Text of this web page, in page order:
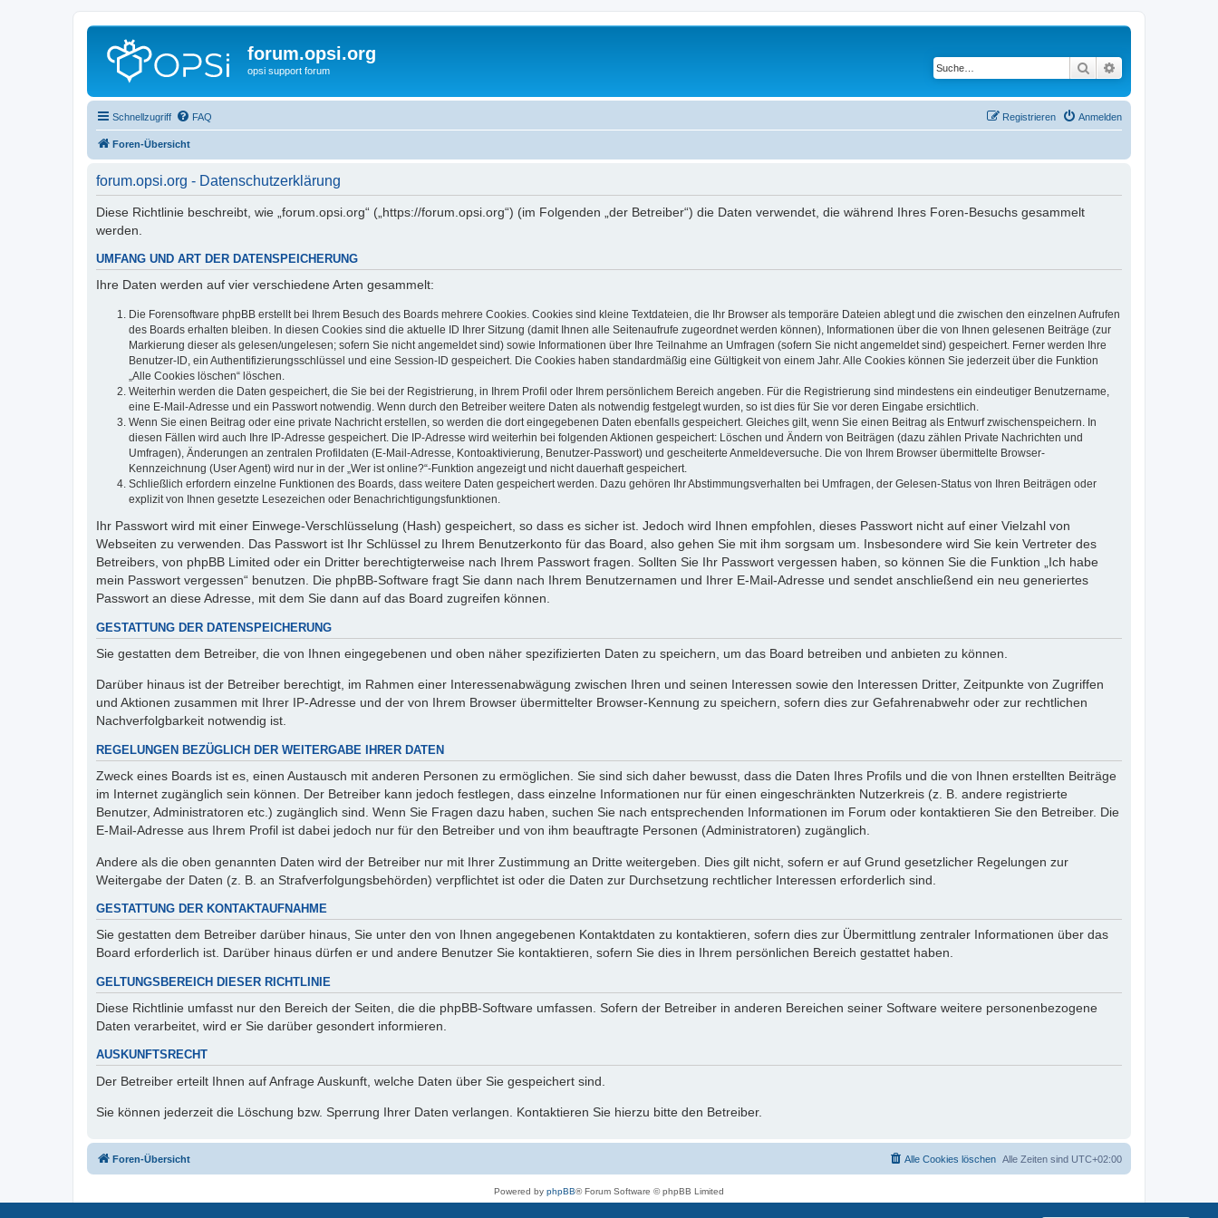
forum.opsi.org
opsi support forum Suche
Schnellzugriff FAQ Anmelden
Registrieren
Foren-Übersicht
forum.opsi.org - Datenschutzerklärung
Diese Richtlinie beschreibt, wie „forum.opsi.org“ („https://forum.opsi.org“) (im Folgenden „der Betreiber“) die Daten verwendet, die während Ihres Foren-Besuchs gesammelt
werden.
UMFANG UND ART DER DATENSPEICHERUNG
Ihre Daten werden auf vier verschiedene Arten gesammelt:
Die Forensoftware phpBB erstellt bei Ihrem Besuch des Boards mehrere Cookies. Cookies sind kleine Textdateien, die Ihr Browser als temporäre Dateien ablegt und die zwischen den einzelnen Aufrufen
des Boards erhalten bleiben. In diesen Cookies sind die aktuelle ID Ihrer Sitzung (damit Ihnen alle Seitenaufrufe zugeordnet werden können), Informationen über die von Ihnen gelesenen Beiträge (zur
Markierung dieser als gelesen/ungelesen; sofern Sie nicht angemeldet sind) sowie Informationen über Ihre Teilnahme an Umfragen (sofern Sie nicht angemeldet sind) gespeichert. Ferner werden Ihre
Benutzer-ID, ein Authentifizierungsschlüssel und eine Session-ID gespeichert. Die Cookies haben standardmäßig eine Gültigkeit von einem Jahr. Alle Cookies können Sie jederzeit über die Funktion
„Alle Cookies löschen“ löschen.
Weiterhin werden die Daten gespeichert, die Sie bei der Registrierung, in Ihrem Profil oder Ihrem persönlichem Bereich angeben. Für die Registrierung sind mindestens ein eindeutiger Benutzername,
eine E-Mail-Adresse und ein Passwort notwendig. Wenn durch den Betreiber weitere Daten als notwendig festgelegt wurden, so ist dies für Sie vor deren Eingabe ersichtlich.
Wenn Sie einen Beitrag oder eine private Nachricht erstellen, so werden die dort eingegebenen Daten ebenfalls gespeichert. Gleiches gilt, wenn Sie einen Beitrag als Entwurf zwischenspeichern. In
diesen Fällen wird auch Ihre IP-Adresse gespeichert. Die IP-Adresse wird weiterhin bei folgenden Aktionen gespeichert: Löschen und Ändern von Beiträgen (dazu zählen Private Nachrichten und
Umfragen), Änderungen an zentralen Profildaten (E-Mail-Adresse, Kontoaktivierung, Benutzer-Passwort) und gescheiterte Anmeldeversuche. Die von Ihrem Browser übermittelte Browser-
Kennzeichnung (User Agent) wird nur in der „Wer ist online?“-Funktion angezeigt und nicht dauerhaft gespeichert.
Schließlich erfordern einzelne Funktionen des Boards, dass weitere Daten gespeichert werden. Dazu gehören Ihr Abstimmungsverhalten bei Umfragen, der Gelesen-Status von Ihren Beiträgen oder
explizit von Ihnen gesetzte Lesezeichen oder Benachrichtigungsfunktionen.
Ihr Passwort wird mit einer Einwege-Verschlüsselung (Hash) gespeichert, so dass es sicher ist. Jedoch wird Ihnen empfohlen, dieses Passwort nicht auf einer Vielzahl von
Webseiten zu verwenden. Das Passwort ist Ihr Schlüssel zu Ihrem Benutzerkonto für das Board, also gehen Sie mit ihm sorgsam um. Insbesondere wird Sie kein Vertreter des
Betreibers, von phpBB Limited oder ein Dritter berechtigterweise nach Ihrem Passwort fragen. Sollten Sie Ihr Passwort vergessen haben, so können Sie die Funktion „Ich habe
mein Passwort vergessen“ benutzen. Die phpBB-Software fragt Sie dann nach Ihrem Benutzernamen und Ihrer E-Mail-Adresse und sendet anschließend ein neu generiertes
Passwort an diese Adresse, mit dem Sie dann auf das Board zugreifen können.
GESTATTUNG DER DATENSPEICHERUNG
Sie gestatten dem Betreiber, die von Ihnen eingegebenen und oben näher spezifizierten Daten zu speichern, um das Board betreiben und anbieten zu können.
Darüber hinaus ist der Betreiber berechtigt, im Rahmen einer Interessenabwägung zwischen Ihren und seinen Interessen sowie den Interessen Dritter, Zeitpunkte von Zugriffen
und Aktionen zusammen mit Ihrer IP-Adresse und der von Ihrem Browser übermittelter Browser-Kennung zu speichern, sofern dies zur Gefahrenabwehr oder zur rechtlichen
Nachverfolgbarkeit notwendig ist.
REGELUNGEN BEZÜGLICH DER WEITERGABE IHRER DATEN
Zweck eines Boards ist es, einen Austausch mit anderen Personen zu ermöglichen. Sie sind sich daher bewusst, dass die Daten Ihres Profils und die von Ihnen erstellten Beiträge
im Internet zugänglich sein können. Der Betreiber kann jedoch festlegen, dass einzelne Informationen nur für einen eingeschränkten Nutzerkreis (z. B. andere registrierte
Benutzer, Administratoren etc.) zugänglich sind. Wenn Sie Fragen dazu haben, suchen Sie nach entsprechenden Informationen im Forum oder kontaktieren Sie den Betreiber. Die
E-Mail-Adresse aus Ihrem Profil ist dabei jedoch nur für den Betreiber und von ihm beauftragte Personen (Administratoren) zugänglich.
Andere als die oben genannten Daten wird der Betreiber nur mit Ihrer Zustimmung an Dritte weitergeben. Dies gilt nicht, sofern er auf Grund gesetzlicher Regelungen zur
Weitergabe der Daten (z. B. an Strafverfolgungsbehörden) verpflichtet ist oder die Daten zur Durchsetzung rechtlicher Interessen erforderlich sind.
GESTATTUNG DER KONTAKTAUFNAHME
Sie gestatten dem Betreiber darüber hinaus, Sie unter den von Ihnen angegebenen Kontaktdaten zu kontaktieren, sofern dies zur Übermittlung zentraler Informationen über das
Board erforderlich ist. Darüber hinaus dürfen er und andere Benutzer Sie kontaktieren, sofern Sie dies in Ihrem persönlichen Bereich gestattet haben.
GELTUNGSBEREICH DIESER RICHTLINIE
Diese Richtlinie umfasst nur den Bereich der Seiten, die die phpBB-Software umfassen. Sofern der Betreiber in anderen Bereichen seiner Software weitere personenbezogene
Daten verarbeitet, wird er Sie darüber gesondert informieren.
AUSKUNFTSRECHT
Der Betreiber erteilt Ihnen auf Anfrage Auskunft, welche Daten über Sie gespeichert sind.
Sie können jederzeit die Löschung bzw. Sperrung Ihrer Daten verlangen. Kontaktieren Sie hierzu bitte den Betreiber.
Foren-Übersicht Alle Zeiten sind UTC+02:00
Alle Cookies löschen
Powered by phpBB® Forum Software © phpBB Limited